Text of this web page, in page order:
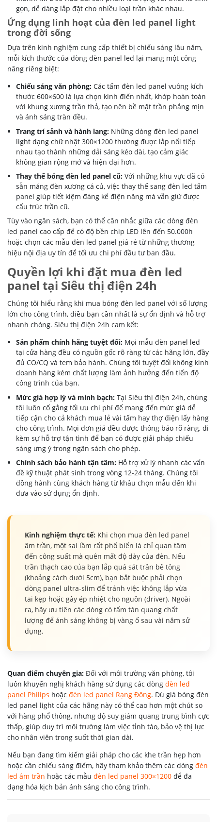
gọn, dễ dàng lắp đặt cho nhiều loại trần khác nhau.
Ứng dụng linh hoạt của đèn led panel light
trong đời sống
Dựa trên kinh nghiệm cung cấp thiết bị chiếu sáng lâu năm,
mỗi kích thước của dòng đèn panel led lại mang một công
năng riêng biệt:
Chiếu sáng văn phòng: Các tấm đèn led panel vuông kích
thước 600×600 là lựa chọn kinh điển nhất, khớp hoàn toàn
với khung xương trần thả, tạo nên bề mặt trần phẳng mịn
và ánh sáng tràn đều.
Trang trí sảnh và hành lang: Những dòng đèn led panel
light dạng chữ nhật 300×1200 thường được lắp nối tiếp
nhau tạo thành những dải sáng kéo dài, tạo cảm giác
không gian rộng mở và hiện đại hơn.
Thay thế bóng đèn led panel cũ: Với những khu vực đã có
sẵn máng đèn xương cá củ, việc thay thế sang đèn led tấm
panel giúp tiết kiệm đáng kể điện năng mà vẫn giữ được
cấu trúc trần cũ.
Tùy vào ngân sách, bạn có thể cân nhắc giữa các dòng đèn
led panel cao cấp để có độ bền chip LED lên đến 50.000h
hoặc chọn các mẫu đèn led panel giá rẻ từ những thương
hiệu nội địa uy tín để tối ưu chi phí đầu tư ban đầu.
Quyền lợi khi đặt mua đèn led
panel tại Siêu thị điện 24h
Chúng tôi hiểu rằng khi mua bóng đèn led panel với số lượng
lớn cho công trình, điều bạn cần nhất là sự ổn định và hỗ trợ
nhanh chóng. Siêu thị điện 24h cam kết:
Sản phẩm chính hãng tuyệt đối: Mọi mẫu đèn panel led
tại cửa hàng đều có nguồn gốc rõ ràng từ các hãng lớn, đầy
đủ CO/CQ và tem bảo hành. Chúng tôi tuyệt đối không kinh
doanh hàng kém chất lượng làm ảnh hưởng đến tiến độ
công trình của bạn.
Mức giá hợp lý và minh bạch: Tại Siêu thị điện 24h, chúng
tôi luôn cố gắng tối ưu chi phí để mang đến mức giá dễ
tiếp cận cho cả khách mua lẻ vài tấm hay thợ điện lấy hàng
cho công trình. Mọi đơn giá đều được thông báo rõ ràng, đi
kèm sự hỗ trợ tận tình để bạn có được giải pháp chiếu
sáng ưng ý trong ngân sách cho phép.
Chính sách bảo hành tận tâm: Hỗ trợ xử lý nhanh các vấn
đề kỹ thuật phát sinh trong vòng 12-24 tháng. Chúng tôi
đồng hành cùng khách hàng từ khâu chọn mẫu đến khi
đưa vào sử dụng ổn định.
Kinh nghiệm thực tế: Khi chọn mua đèn led panel
âm trần, một sai lầm rất phổ biến là chỉ quan tâm
đến công suất mà quên mất độ dày của đèn. Nếu
trần thạch cao của bạn lắp quá sát trần bê tông
(khoảng cách dưới 5cm), bạn bắt buộc phải chọn
dòng panel ultra-slim để tránh việc không lắp vừa
tai kẹp hoặc gây ép nhiệt cho nguồn (driver). Ngoài
ra, hãy ưu tiên các dòng có tấm tán quang chất
lượng để ánh sáng không bị vàng ố sau vài năm sử
dụng.
Quan điểm chuyên gia: Đối với môi trường văn phòng, tôi
luôn khuyến nghị khách hàng sử dụng các dòng đèn led
panel Philips hoặc đèn led panel Rạng Đông. Dù giá bóng đèn
led panel light của các hãng này có thể cao hơn một chút so
với hàng phổ thông, nhưng độ suy giảm quang trung bình cực
thấp, giúp duy trì môi trường làm việc tỉnh táo, bảo vệ thị lực
cho nhân viên trong suốt thời gian dài.
Nếu bạn đang tìm kiếm giải pháp cho các khe trần hẹp hơn
hoặc cần chiếu sáng điểm, hãy tham khảo thêm các dòng đèn
led âm trần hoặc các mẫu đèn led panel 300×1200 để đa
dạng hóa kịch bản ánh sáng cho công trình.